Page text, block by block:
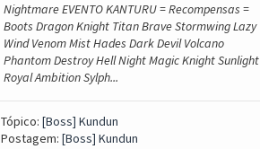
Nightmare EVENTO KANTURU = Recompensas =
Boots Dragon Knight Titan Brave Stormwing Lazy
Wind Venom Mist Hades Dark Devil Volcano
Phantom Destroy Hell Night Magic Knight Sunlight
Royal Ambition Sylph...
Tópico: [Boss] Kundun
Postagem: [Boss] Kundun